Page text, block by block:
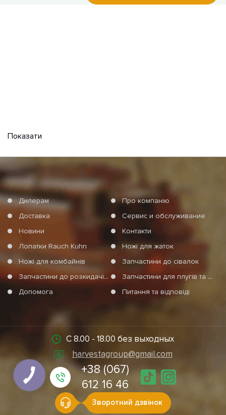
Показати
Дилерам
Про компанію
Доставка
Сервис и обслуживание
Новини
Контакти
Лопатки Rauch Kuhn
Ножі для жаток
Ножі для комбайнів
Запчастини до сівалок
Запчастини до розкидачів мінеральних добрив
Запчастини для плугів та агротехніки
Допомога
Питання та відповіді
С 8.00 - 18.00 без выходных
harvestagroup@gmail.com
+38 (067)
612 16 46
Зворотний дзвінок